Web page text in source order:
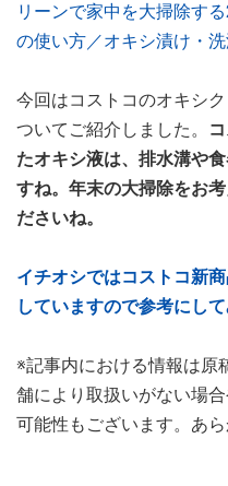
リーンで家中を大掃除す
の使い方／オキシ漬け・
今回はコストコのオキシ
ついてご紹介しました。
たオキシ液は、排水溝や
すね。年末の大掃除をお
ださいね。
イチオシではコストコ新
していますので参考にして
※記事内における情報は原
舗により取扱いがない場
可能性もございます。あ